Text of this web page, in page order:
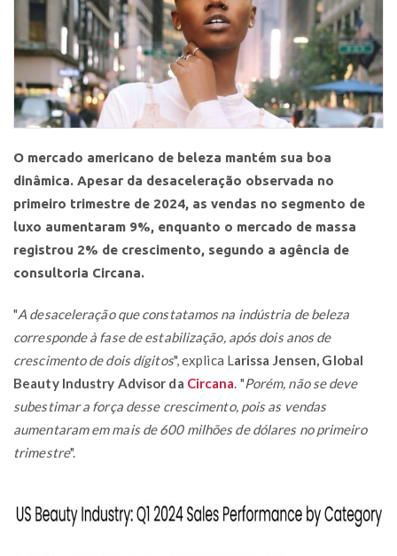
O mercado americano de beleza mantém sua boa
dinâmica. Apesar da desaceleração observada no
primeiro trimestre de 2024, as vendas no segmento de
luxo aumentaram 9%, enquanto o mercado de massa
registrou 2% de crescimento, segundo a agência de
consultoria Circana.
"A desaceleração que constatamos na indústria de beleza
corresponde à fase de estabilização, após dois anos de
crescimento de dois dígitos", explica L arissa Jensen, Global
Beauty Industry Advisor da Circana . "Porém, não se deve
subestimar a força desse crescimento, pois as vendas
aumentaram em mais de 600 milhões de dólares no primeiro
trimestre".